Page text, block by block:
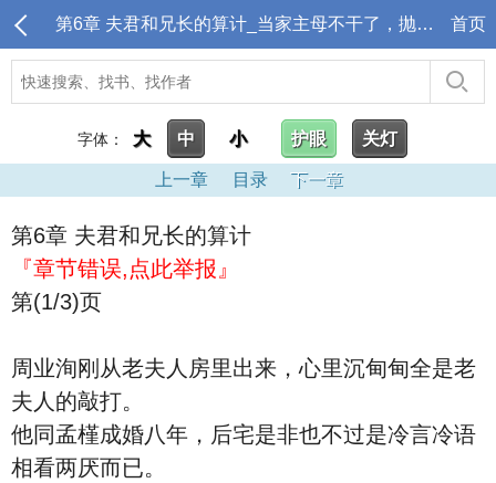
第6章 夫君和兄长的算计_当家主母不干了，抛夫弃子我独美！ 首页
字体： 大 中 小 护眼 关灯
上一章 目录 下一章
第6章 夫君和兄长的算计
『章节错误,点此举报』
第(1/3)页
周业洵刚从老夫人房里出来，心里沉甸甸全是老
夫人的敲打。
他同孟槿成婚八年，后宅是非也不过是冷言冷语
相看两厌而已。